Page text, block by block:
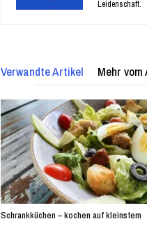
Leidenschaft.
Verwandte Artikel Mehr vom
Schrankküchen – kochen auf kleinstem